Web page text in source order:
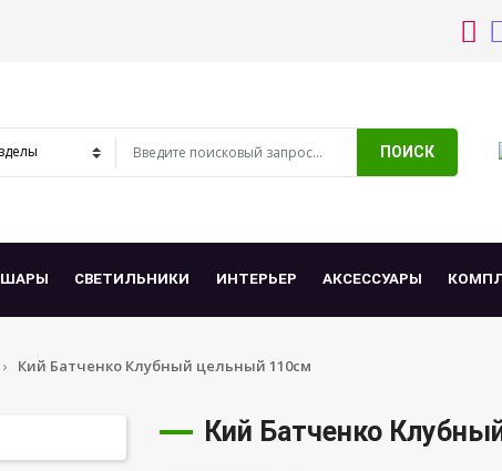
ПОИСК
ШАРЫ СВЕТИЛЬНИКИ ИНТЕРЬЕР АКСЕССУАРЫ
Кий Батченко Клубный цельный 110см
Кий Батченко